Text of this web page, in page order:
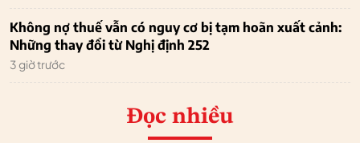
Không nợ thuế vẫn có nguy cơ bị tạm hoãn xuất cảnh:
Những thay đổi từ Nghị định 252
3 giờ trước
Đọc nhiều